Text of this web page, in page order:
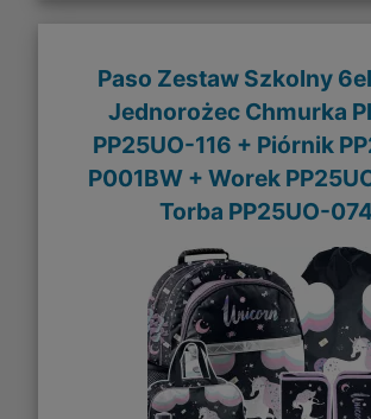
Paso Zestaw Szkolny
Jednorożec Chmurka
PP25UO-116 + Piórnik
P001BW + Worek
Torba PP25UO-074